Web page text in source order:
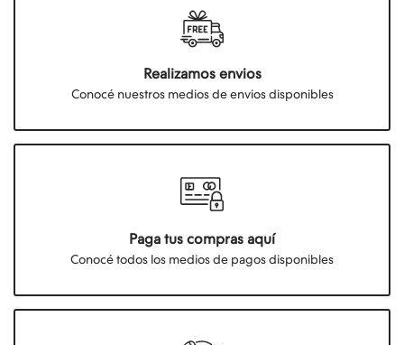
Realizamos envios
Conocé nuestros medios de envios disponibles
Paga tus compras aquí
Conocé todos los medios de pagos disponibles